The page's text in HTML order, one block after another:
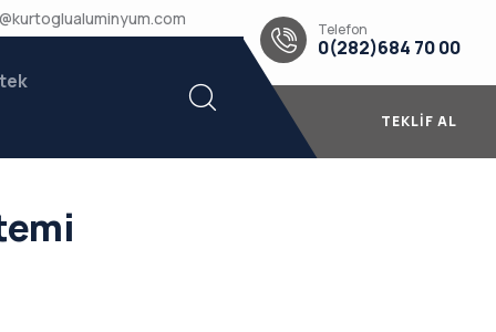
Telefon
0(282)684 70 00
TEKLIF AL